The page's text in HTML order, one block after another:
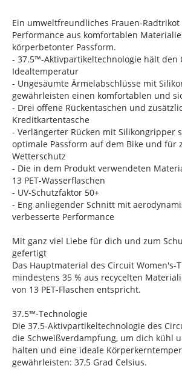
Ein umweltfreundliches Frauen-
Performance aus komfortablen
körperbetonter Passform.
- 37.5™-Aktivpartikeltechnologie hält den
Idealtemperatur
- Ungesäumte Ärmelabschlüsse mit
gewährleisten einen komfortablen und
- Drei offene Rückentaschen und
Kreditkartentasche
- Verlängerter Rücken mit Silikongripper
optimale Passform auf dem Bike und für
Wetterschutz
- Die in dem Produkt verwendeten
13 PET-Wasserflaschen
- UV-Schutzfaktor 50+
- Eng anliegender Schnitt mit
verbesserte Performance
Mit ganz viel Liebe für dich und zum
gefertigt
Das Hauptmaterial des Circuit Women's-
mindestens 35 % aus recycelten
von 13 PET-Flaschen entspricht.
37.5™-Technologie
Die 37.5-Aktivpartikeltechnologie des
die Schweißverdampfung, um dich kühl
halten und eine ideale
gewährleisten: 37,5 Grad Celsius.